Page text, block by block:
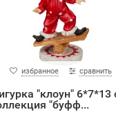
избранное сравнить
"клоун" 6*7*13
"буфф...